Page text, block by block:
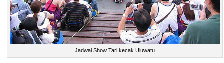
Jadwal Show Tari kecak Uluwatu